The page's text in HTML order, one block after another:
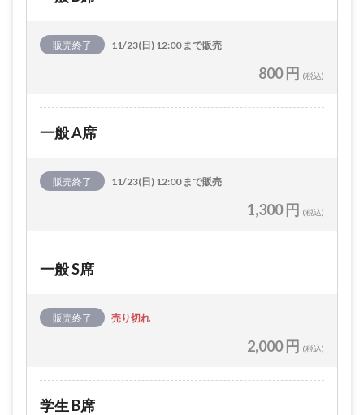
販売終了 11/23(日) 12:00 まで販売
800 円 (税込)
一般 A席
販売終了 11/23(日) 12:00 まで販売
1,300 円 (税込)
一般 S席
販売終了 売り切れ
2,000 円 (税込)
学生 B席